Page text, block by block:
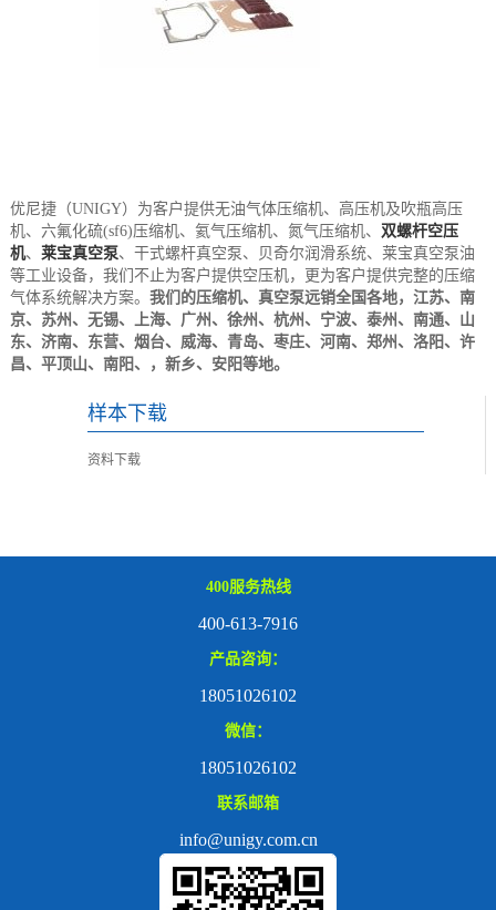
优尼捷（UNIGY）为客户提供无油气体压缩机、高压机及吹瓶高压
机、六氟化硫(sf6)压缩机、氦气压缩机、氮气压缩机、 双螺杆空压
机、 莱宝真空泵、干式螺杆真空泵、贝奇尔润滑系统、莱宝真空泵油
等工业设备，我们不止为客户提供空压机，更为客户提供完整的压缩
气体系统解决方案。 我们的压缩机、真空泵远销全国各地，江苏、南
京、苏州、无锡、上海、广州、徐州、杭州、宁波、泰州、南通、山
东、济南、东营、烟台、威海、青岛、枣庄、河南、郑州、洛阳、许
昌、平顶山、南阳、，新乡、安阳等地。
样本下载
资料下载
400服务热线
400-613-7916
产品咨询：
18051026102
微信：
18051026102
联系邮箱
info@unigy.com.cn